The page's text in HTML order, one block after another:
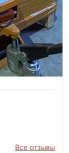
Все отзывы